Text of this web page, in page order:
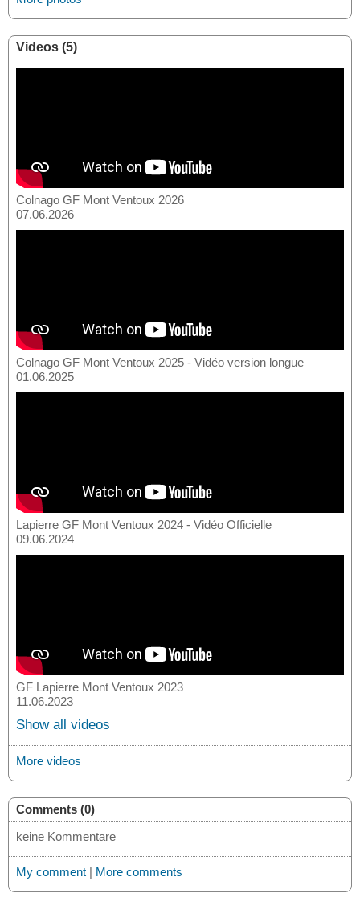
Videos (5)
Colnago GF Mont Ventoux 2026
07.06.2026
Colnago GF Mont Ventoux 2025 - Vidéo version longue
01.06.2025
Lapierre GF Mont Ventoux 2024 - Vidéo Officielle
09.06.2024
GF Lapierre Mont Ventoux 2023
11.06.2023
Show all videos
More videos
Comments (0)
keine Kommentare
My comment | More comments